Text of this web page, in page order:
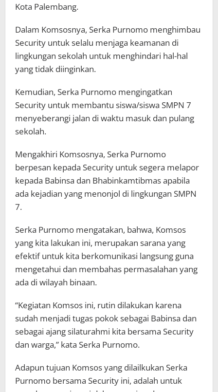
Kota Palembang.
Dalam Komsosnya, Serka Purnomo menghimbau
Security untuk selalu menjaga keamanan di
lingkungan sekolah untuk menghindari hal-hal
yang tidak diinginkan.
Kemudian, Serka Purnomo mengingatkan
Security untuk membantu siswa/siswa SMPN 7
menyeberangi jalan di waktu masuk dan pulang
sekolah.
Mengakhiri Komsosnya, Serka Purnomo
berpesan kepada Security untuk segera melapor
kepada Babinsa dan Bhabinkamtibmas apabila
ada kejadian yang menonjol di lingkungan SMPN
7.
Serka Purnomo mengatakan, bahwa, Komsos
yang kita lakukan ini, merupakan sarana yang
efektif untuk kita berkomunikasi langsung guna
mengetahui dan membahas permasalahan yang
ada di wilayah binaan.
“Kegiatan Komsos ini, rutin dilakukan karena
sudah menjadi tugas pokok sebagai Babinsa dan
sebagai ajang silaturahmi kita bersama Security
dan warga,” kata Serka Purnomo.
Adapun tujuan Komsos yang dilailkukan Serka
Purnomo bersama Security ini, adalah untuk